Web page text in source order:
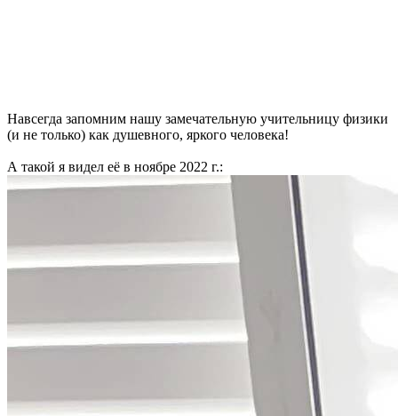
Навсегда запомним нашу замечательную учительницу физики
(и не только) как душевного, яркого человека!
А такой я видел её в ноябре 2022 г.: